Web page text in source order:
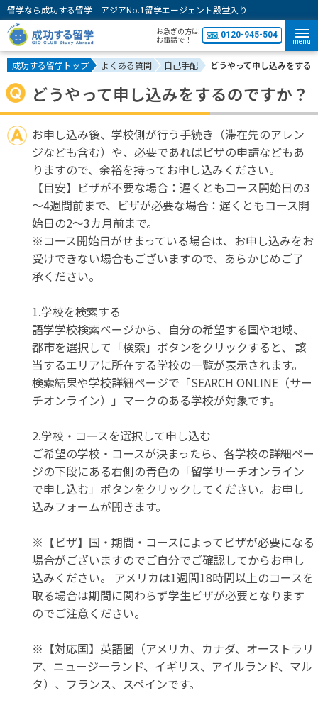
留学なら成功する留学｜アジアNo.1留学エージェント殿堂入り
お急ぎの方は
お電話で！
0120-945-504
menu
成功する留学トップ よくある質問 自己手配 どうやって申し込みをする
どうやって申し込みをするのですか？
お申し込み後、学校側が行う手続き（滞在先のアレン
ジなども含む）や、必要であればビザの申請などもあ
りますので、余裕を持ってお申し込みください。
【目安】ビザが不要な場合：遅くともコース開始日の3
～4週間前まで、ビザが必要な場合：遅くともコース開
始日の2～3カ月前まで。
※コース開始日がせまっている場合は、お申し込みをお
受けできない場合もございますので、あらかじめご了
承ください。
1.学校を検索する
語学学校検索ページから、自分の希望する国や地域、
都市を選択して「検索」ボタンをクリックすると、 該
当するエリアに所在する学校の一覧が表示されます。
検索結果や学校詳細ページで「SEARCH ONLINE（サー
チオンライン）」マークのある学校が対象です。
2.学校・コースを選択して申し込む
ご希望の学校・コースが決まったら、各学校の詳細ペー
ジの下段にある右側の青色の「留学サーチオンライン
で申し込む」ボタンをクリックしてください。お申し
込みフォームが開きます。
※【ビザ】国・期間・コースによってビザが必要になる
場合がございますのでご自分でご確認してからお申し
込みください。 アメリカは1週間18時間以上のコースを
取る場合は期間に関わらず学生ビザが必要となります
のでご注意ください。
※【対応国】英語圏（アメリカ、カナダ、オーストラリ
ア、ニュージーランド、イギリス、アイルランド、マル
タ）、フランス、スペインです。